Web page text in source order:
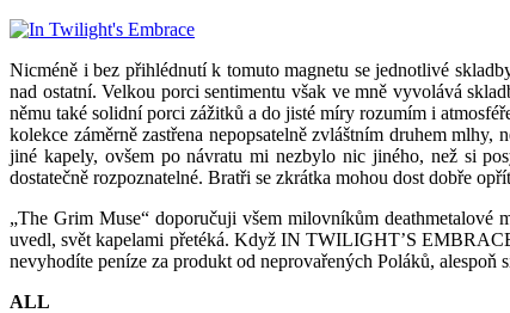
Nicméně i bez přihlédnutí k tomuto magnetu se jednotlivé
nad ostatní. Velkou porci sentimentu však ve mně vyvolává
němu také solidní porci zážitků a do jisté míry rozumím i
kolekce záměrně zastřena nepopsatelně zvláštním druhem
jiné kapely, ovšem po návratu mi nezbylo nic jiného, než si
dostatečně rozpoznatelné. Bratři se zkrátka mohou dost dobře
„The Grim Muse“ doporučuji všem milovníkům deathmetalové
uvedl, svět kapelami přetéká. Když IN TWILIGHT’S
nevyhodíte peníze za produkt od neprovařených Poláků,
ALL